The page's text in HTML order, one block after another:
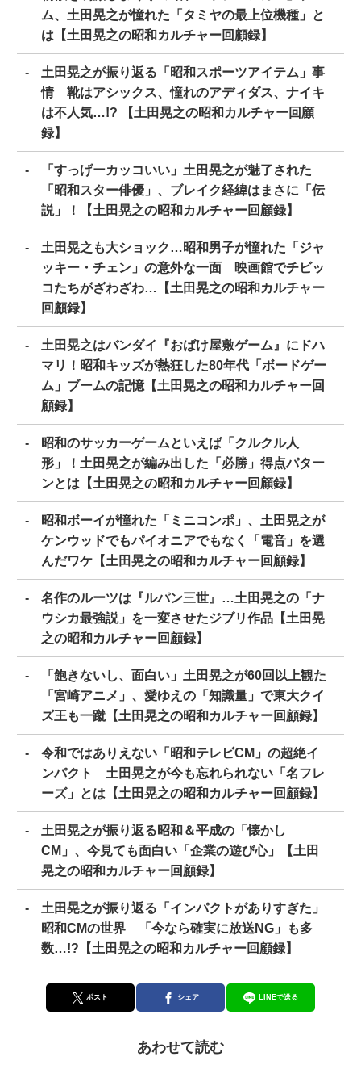
ム、土田晃之が憧れた「タミヤの最上位機種」と
は【土田晃之の昭和カルチャー回顧録】
土田晃之が振り返る「昭和スポーツアイテム」事
情 靴はアシックス、憧れのアディダス、ナイキ
は不人気…!? 【土田晃之の昭和カルチャー回顧
録】
「すっげーカッコいい」土田晃之が魅了された
「昭和スター俳優」、ブレイク経緯はまさに「伝
説」！【土田晃之の昭和カルチャー回顧録】
土田晃之も大ショック…昭和男子が憧れた「ジャ
ッキー・チェン」の意外な一面 映画館でチビッ
コたちがざわざわ…【土田晃之の昭和カルチャー
回顧録】
土田晃之はバンダイ『おばけ屋敷ゲーム』にドハ
マリ！昭和キッズが熱狂した80年代「ボードゲー
ム」ブームの記憶【土田晃之の昭和カルチャー回
顧録】
昭和のサッカーゲームといえば「クルクル人
形」！土田晃之が編み出した「必勝」得点パター
ンとは【土田晃之の昭和カルチャー回顧録】
昭和ボーイが憧れた「ミニコンポ」、土田晃之が
ケンウッドでもパイオニアでもなく「電音」を選
んだワケ【土田晃之の昭和カルチャー回顧録】
名作のルーツは『ルパン三世』…土田晃之の「ナ
ウシカ最強説」を一変させたジブリ作品【土田晃
之の昭和カルチャー回顧録】
「飽きないし、面白い」土田晃之が60回以上観た
「宮崎アニメ」、愛ゆえの「知識量」で東大クイ
ズ王も一蹴【土田晃之の昭和カルチャー回顧録】
令和ではありえない「昭和テレビCM」の超絶イ
ンパクト 土田晃之が今も忘れられない「名フレ
ーズ」とは【土田晃之の昭和カルチャー回顧録】
土田晃之が振り返る昭和＆平成の「懐かし
CM」、今見ても面白い「企業の遊び心」【土田
晃之の昭和カルチャー回顧録】
土田晃之が振り返る「インパクトがありすぎた」
昭和CMの世界 「今なら確実に放送NG」も多
数…!?【土田晃之の昭和カルチャー回顧録】
ポスト シェア LINEで送る
あわせて読む